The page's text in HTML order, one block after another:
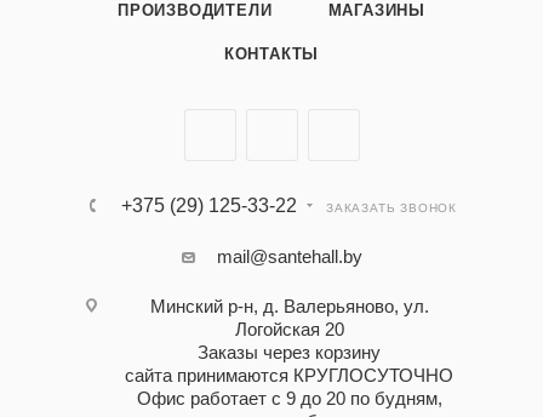
ПРОИЗВОДИТЕЛИ МАГАЗИНЫ
КОНТАКТЫ
+375 (29) 125-33-22 ЗАКАЗАТЬ ЗВОНОК
mail@santehall.by
Минский р-н, д. Валерьяново, ул.
Логойская 20
Заказы через корзину
сайта принимаются КРУГЛОСУТОЧНО
Офис работает с 9 до 20 по будням,